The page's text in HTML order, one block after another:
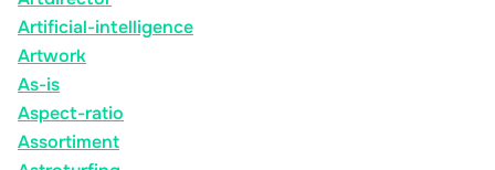
Artificial-intelligence
Artwork
As-is
Aspect-ratio
Assortiment